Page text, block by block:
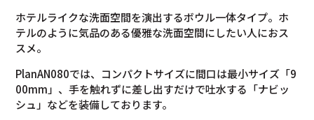
ホテルライクな洗面空間を演出するボウル一体タイプ。ホ
テルのように気品のある優雅な洗面空間にしたい人におス
スメ。
PlanAN080では、コンパクトサイズに間口は最小サイズ「9
00mm」、手を触れずに差し出すだけで吐水する「ナビッ
シュ」などを装備しております。